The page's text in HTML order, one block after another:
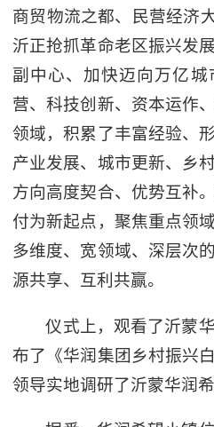
商贸物流之都、民营经济
沂正抢抓革命老区振兴发
副中心、加快迈向万亿
营、科技创新、资本运作
领域，积累了丰富经验、
产业发展、城市更新、乡
方向高度契合、优势互补
付为新起点，聚焦重点领
多维度、宽领域、深层次
源共享、互利共赢。
仪式上，观看了沂蒙
布了《华润集团乡村振兴
领导实地调研了沂蒙华润